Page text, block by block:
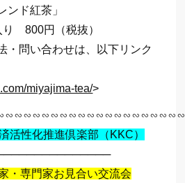
ド紅茶」
800円（税抜）
・問い合わせは、以下リンク
miyajima-tea/>
活性化推進倶楽部（KKC）
・専門家お見合い交流会